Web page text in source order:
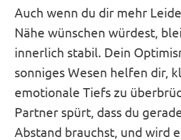
Auch wenn du dir mehr
Nähe wünschen würdest,
innerlich stabil. Dein
sonniges Wesen helfen dir,
emotionale Tiefs zu
Partner spürt, dass du
Abstand brauchst, und wird